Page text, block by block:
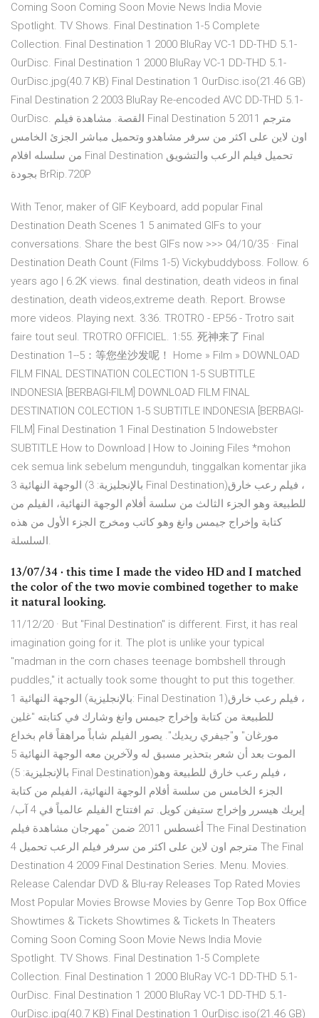
Coming Soon Coming Soon Movie News India Movie
Spotlight. TV Shows. Final Destination 1-5 Complete
Collection. Final Destination 1 2000 BluRay VC-1 DD-THD 5.1-
OurDisc. Final Destination 1 2000 BluRay VC-1 DD-THD 5.1-
OurDisc.jpg(40.7 KB) Final Destination 1 OurDisc.iso(21.46 GB)
Final Destination 2 2003 BluRay Re-encoded AVC DD-THD 5.1-
OurDisc. القصة. مشاهدة فيلم Final Destination 5 2011 مترجم
اون لاين على اكثر من سرفر مشاهدو وتحميل مباشر الجزئ الخامس
من سلسله افلام Final Destination تحميل فيلم الرعب والتشويق
بجودة BrRip.720P
With Tenor, maker of GIF Keyboard, add popular Final
Destination Death Scenes 1 5 animated GIFs to your
conversations. Share the best GIFs now >>> 04/10/35 · Final
Destination Death Count (Films 1-5) Vickybuddyboss. Follow. 6
years ago | 6.2K views. final destination, death videos in final
destination, death videos,extreme death. Report. Browse
more videos. Playing next. 3:36. TROTRO - EP56 - Trotro sait
faire tout seul. TROTRO OFFICIEL. 1:55. 死神来了 Final
Destination 1--5：等您坐沙发呢！ Home » Film » DOWNLOAD
FILM FINAL DESTINATION COLECTION 1-5 SUBTITLE
INDONESIA [BERBAGI-FILM] DOWNLOAD FILM FINAL
DESTINATION COLECTION 1-5 SUBTITLE INDONESIA [BERBAGI-
FILM] Final Destination 1 Final Destination 5 Indowebster
SUBTITLE How to Download | How to Joining Files *mohon
cek semua link sebelum mengunduh, tinggalkan komentar jika
الوجهة النهائية 3 (بالإنجليزية: 3 Final Destination)‏، فيلم رعب خارق
للطبيعة وهو الجزء الثالث من سلسة أفلام الوجهة النهائية، الفيلم من
كتابة وإخراج جيمس وانغ وهو كاتب ومخرج الجزء الأول من هذه
السلسلة.
13/07/34 · this time I made the video HD and I matched
the color of the two movie combined together to make
it natural looking.
11/12/20 · But "Final Destination" is different. First, it has real
imagination going for it. The plot is unlike your typical
"madman in the corn chases teenage bombshell through
puddles," it actually took some thought to put this together.
الوجهة النهائية 1 (بالإنجليزية: Final Destination 1)‏، فيلم رعب خارق
للطبيعة من كتابة وإخراج جيمس وانغ وشارك في كتابته "غلين
مورغان" و"جيفري ريديك". يصور الفيلم شاباً مراهقاً قام بخداع
الموت بعد أن شعر بتحذير مسبق له ولآخرين معه الوجهة النهائية 5
(بالإنجليزية: 5 Final Destination)‏، فيلم رعب خارق للطبيعة وهو
الجزء الخامس من سلسة أفلام الوجهة النهائية، الفيلم من كتابة
إيريك هيسرر وإخراج ستيفن كويل. تم افتتاح الفيلم عالمياً في 4 آب/
أغسطس 2011 ضمن "مهرجان مشاهدة فيلم The Final Destination
4 مترجم اون لاين على اكثر من سرفر فيلم الرعب تحميل The Final
Destination 4 2009 Final Destination Series. Menu. Movies.
Release Calendar DVD & Blu-ray Releases Top Rated Movies
Most Popular Movies Browse Movies by Genre Top Box Office
Showtimes & Tickets Showtimes & Tickets In Theaters
Coming Soon Coming Soon Movie News India Movie
Spotlight. TV Shows. Final Destination 1-5 Complete
Collection. Final Destination 1 2000 BluRay VC-1 DD-THD 5.1-
OurDisc. Final Destination 1 2000 BluRay VC-1 DD-THD 5.1-
OurDisc.jpg(40.7 KB) Final Destination 1 OurDisc.iso(21.46 GB)